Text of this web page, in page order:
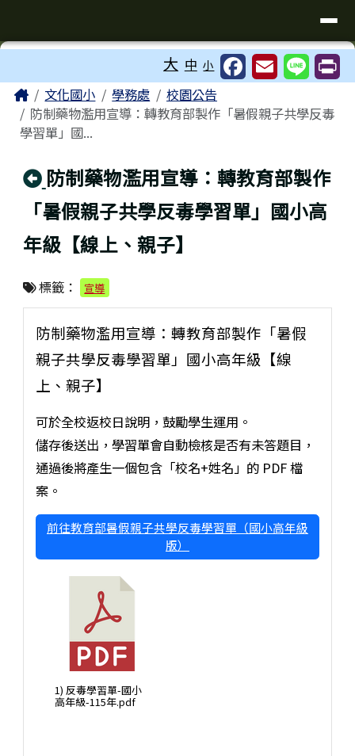
⏸
大 中 小
主內容區域
Home文化國小 學務處
校園公告
防制藥物濫用宣導：轉教育部製作「暑假親子共學反毒
學習單」國...
回上頁
防制藥物濫用宣導：轉教育部製作
「暑假親子共學反毒學習單」國小高
年級【線上、親子】
標籤： 宣導
防制藥物濫用宣導：轉教育部製作「暑假
親子共學反毒學習單」國小高年級【線
上、親子】
可於全校返校日說明，鼓勵學生運用。
儲存後送出，學習單會自動檢核是否有未答題目，
通過後將產生一個包含「校名+姓名」的 PDF 檔
案。
前往教育部暑假親子共學反毒學習單（國小高年級
版）
1) 反毒學習單-國小
高年級-115年.pdf
頁尾區域